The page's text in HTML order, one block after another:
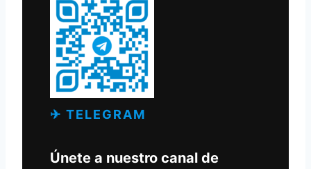
✈ TELEGRAM
Únete a nuestro canal de